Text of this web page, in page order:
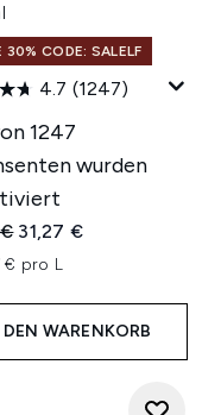
30% CODE: SALELF
4.7 (1247)
1247
wurden
Aktueller Preis:
31,27 €
€ pro L
WARENKORB